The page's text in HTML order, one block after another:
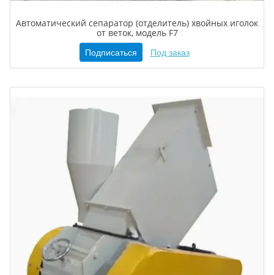
Автоматический сепаратор (отделитель) хвойных иголок
от веток, модель F7
Подписаться Под заказ